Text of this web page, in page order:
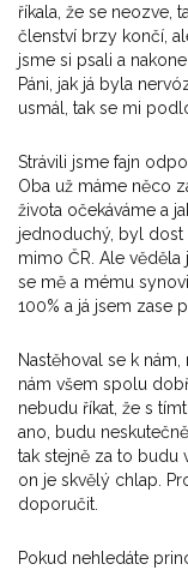
říkala, že se neozve,
členství brzy končí,
jsme si psali a
Páni, jak já byla
usmál, tak se mi
Strávili jsme fajn
Oba už máme něco
života očekáváme a
jednoduchý, byl
mimo ČR. Ale
se mě a mému
100% a já jsem zase
Nastěhoval se k
nám všem spolu
nebudu říkat, že s
ano, budu
tak stejně za to budu
on je skvělý chlap.
doporučit.
Pokud nehledáte